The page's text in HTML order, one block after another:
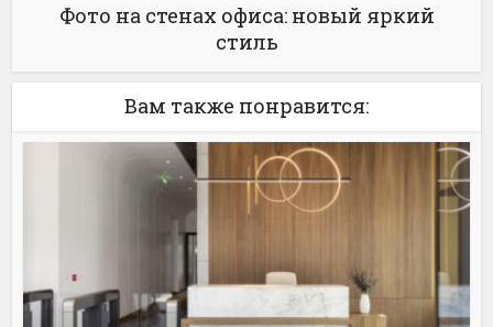
Фото на стенах офиса: новый яркий
стиль
Вам также понравится: